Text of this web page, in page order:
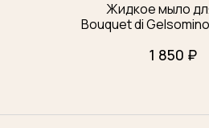
Жидкое мыло
Bouquet di
1 850 ₽